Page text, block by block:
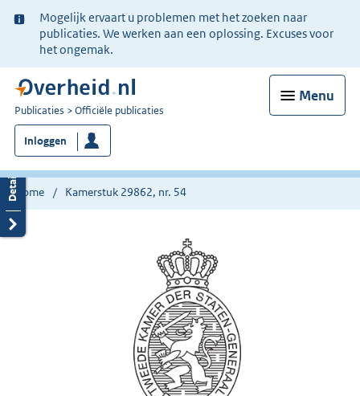
Ter
informatie:
Mogelijk ervaart u problemen met het zoeken naar
publicaties. We werken aan een oplossing. Excuses voor
het ongemak.
Menu
U
bent
nu
hier:
Publicaties Officiële publicaties
Inloggen
Home Kamerstuk 29862, nr. 54